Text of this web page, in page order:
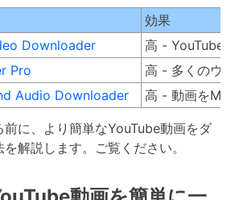
効果
Downloader
高 - YouTube
Pro
高 - 多くのウ
Audio Downloader
高 - 動画を
に、より簡単なYouTube動画をダ
解説します。ご覧ください。